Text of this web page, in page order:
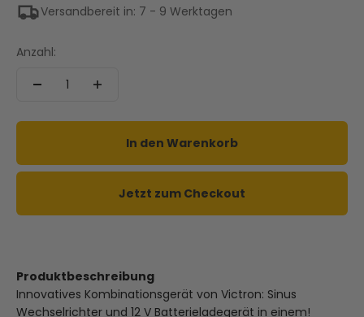
Versandbereit in: 7 - 9 Werktagen
Anzahl:
In den Warenkorb
Jetzt zum Checkout
Produktbeschreibung
Innovatives Kombinationsgerät von Victron: Sinus
Wechselrichter und 12 V Batterieladegerät in einem!